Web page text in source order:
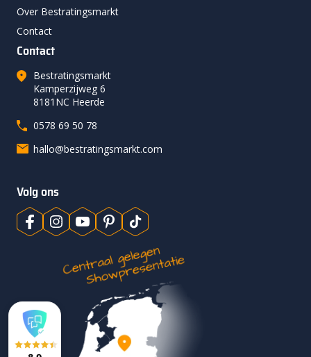
Over Bestratingsmarkt
Contact
Contact
Bestratingsmarkt
Kamperzijweg 6
8181NC Heerde
0578 69 50 78
hallo@bestratingsmarkt.com
Volg ons